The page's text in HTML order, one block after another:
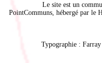
Le site est un
PointCommuns , hébergé par le
Typographie :